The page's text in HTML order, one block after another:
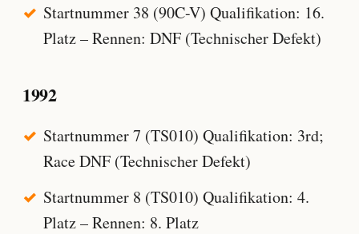
Startnummer 38 (90C-V) Qualifikation: 16.
Platz – Rennen: DNF (Technischer Defekt)
1992
Startnummer 7 (TS010) Qualifikation: 3rd;
Race DNF (Technischer Defekt)
Startnummer 8 (TS010) Qualifikation: 4.
Platz – Rennen: 8. Platz